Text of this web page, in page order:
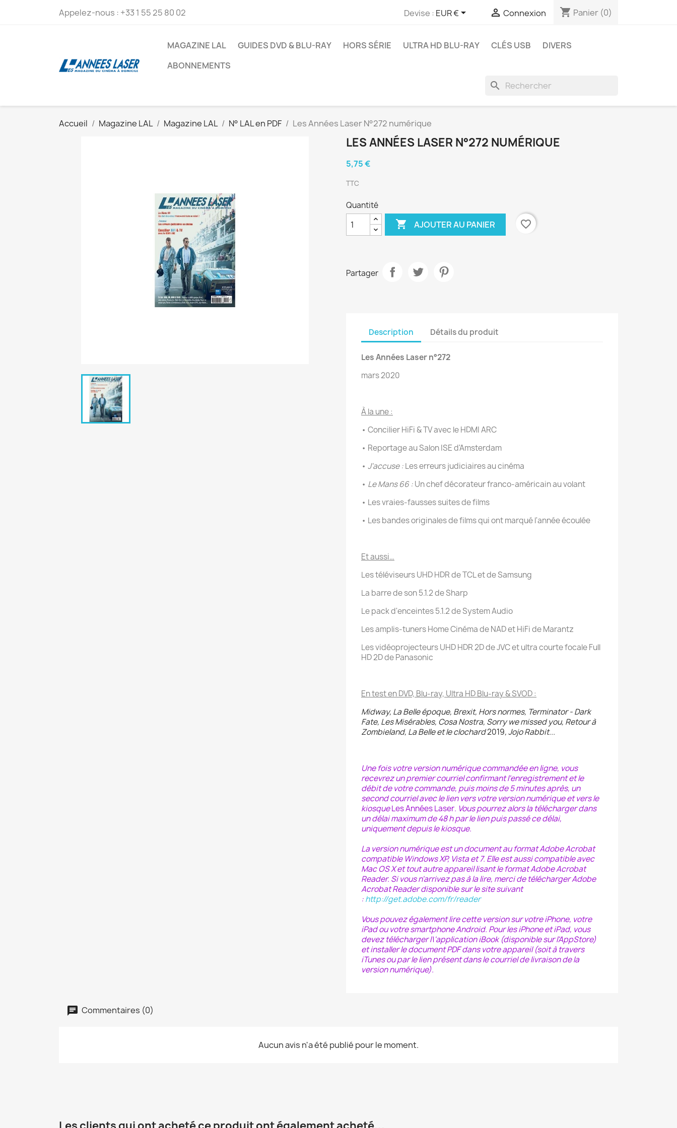
Appelez-nous : +33 1 55 25 80 02 Devise : EUR €  Connexion shopping_cart Panier (0)
MAGAZINE LAL GUIDES DVD & BLU-RAY HORS SÉRIE ULTRA HD BLU-RAY CLÉS USB
DIVERS
ABONNEMENTS
search
Accueil Magazine LAL Magazine LAL N° LAL en PDF Les Années Laser N°272 numérique
LES ANNÉES LASER N°272 NUMÉRIQUE
5,75 €
TTC
Quantité
 AJOUTER AU PANIER favorite_border
Partager
Description Détails du produit
Les Années Laser n°272
mars 2020
À la une :
• Concilier HiFi & TV avec le HDMI ARC
• Reportage au Salon ISE d'Amsterdam
• J'accuse :Les erreurs judiciaires au cinéma
• Le Mans 66 :Un chef décorateur franco-américain au volant
• Les vraies-fausses suites de films
• Les bandes originales de films qui ont marqué l'année écoulée
Et aussi…
Les téléviseurs UHD HDR de TCL et de Samsung
La barre de son 5.1.2 de Sharp
Le pack d'enceintes 5.1.2 de System Audio
Les amplis-tuners Home Cinéma de NAD et HiFi de Marantz
Les vidéoprojecteurs UHD HDR 2D de JVC et ultra courte focale Full
HD 2D de Panasonic
En test en DVD, Blu-ray, Ultra HD Blu-ray & SVOD :
Midway, La Belle époque, Brexit, Hors normes, Terminator - Dark
Fate, Les Misérables, Cosa Nostra, Sorry we missed you, Retour à
Zombieland, La Belle et le clochard2019, Jojo Rabbit...
Une fois votre version numérique commandée en ligne, vous
recevrez un premier courriel confirmant l'enregistrement et le
débit de votre commande, puis moins de 5 minutes après, un
second courriel avec le lien vers votre version numérique et vers le
kiosqueLes Années Laser. Vous pourrez alors la télécharger dans
un délai maximum de 48 h par le lien puis passé ce délai,
uniquement depuis le kiosque.
La version numérique est un document au format Adobe Acrobat
compatible Windows XP, Vista et 7. Elle est aussi compatible avec
Mac OS X et tout autre appareil lisant le format Adobe Acrobat
Reader. Si vous n'arrivez pas à la lire, merci de télécharger Adobe
Acrobat Reader disponible sur le site suivant
:http://get.adobe.com/fr/reader
Vous pouvez également lire cette version sur votre iPhone, votre
iPad ou votre smartphone Android. Pour les iPhone et iPad, vous
devez télécharger l\'application iBook (disponible sur l'AppStore)
et installer le document PDF dans votre appareil (soit à travers
iTunes ou par le lien présent dans le courriel de livraison de la
version numérique).
Commentaires (0)
Aucun avis n'a été publié pour le moment.